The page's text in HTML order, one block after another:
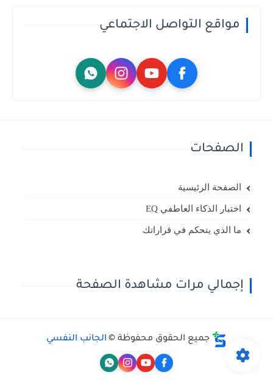
مواقع التواصل الاجتماعي
الصفحات
الصفحة الرئيسية
اختبار الذكاء العاطفي EQ
ما الذي يتحكم في قراراتك
إجمالي مرات مشاهدة الصفحة
جميع الحقوق محفوظة © الجانب النفسي